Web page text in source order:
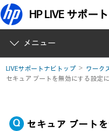
HP LIVE サポー
メニュー
LIVEサポートナビトップ ワーク
セキュア ブートを無効にする設定
セキュア ブート